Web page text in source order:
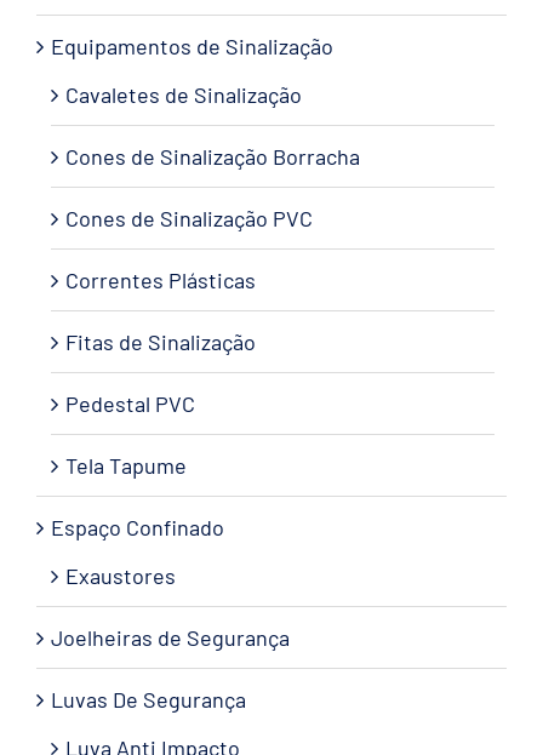
Equipamentos de Sinalização
Cavaletes de Sinalização
Cones de Sinalização Borracha
Cones de Sinalização PVC
Correntes Plásticas
Fitas de Sinalização
Pedestal PVC
Tela Tapume
Espaço Confinado
Exaustores
Joelheiras de Segurança
Luvas De Segurança
Luva Anti Impacto